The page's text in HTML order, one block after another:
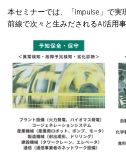
本セミナーでは、「Impulse」で実
前線で次々と生みだされるAI活用